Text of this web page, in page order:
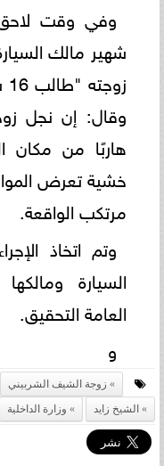
وفي وقت
شهير مالك
وقال: إن نجل
هاربًا من مكان
خشية تعرض
مرتكب الواقعة.
وتم اتخاذ
السيارة
العامة التحقيق.
و
زوجة الشيف الشربيني
الشيخ زايد
وزارة الداخلية